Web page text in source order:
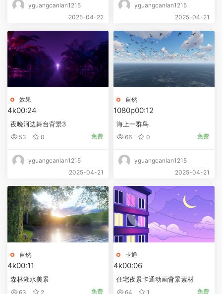
yguangcanlan1215
2025-04-22
yguangcanlan1215
2025-04-21
效果
4k00:24
夜晚河边舞台背景3
53 0 免费
yguangcanlan1215
2025-04-21
自然
1080p00:12
海上一群鸟
66 0 免费
yguangcanlan1215
2025-04-21
自然
4k00:11
森林湖水美景
63 2 免费
卡通
4k00:06
住宅夜景卡通动画背景素材
64 1 免费